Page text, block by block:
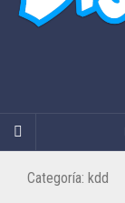
Categoría: kdd